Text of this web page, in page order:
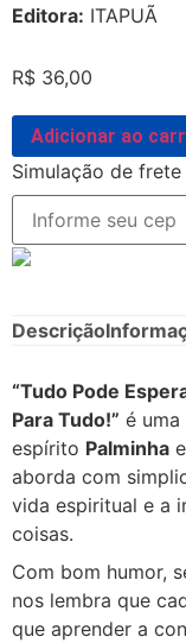
Editora: ITAPUÃ
R$ 36,00
Adicionar ao
Simulação de frete
Descrição
“Tudo Pode
Para Tudo!” é
espírito Palminha
aborda com
vida espiritual e a
coisas.
Com bom humor,
nos lembra que
que aprender a